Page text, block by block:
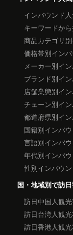
インバウンド
キーワードか
商品カテゴリ
価格帯別イン
メーカー別イ
ブランド別イ
店舗業態別イ
チェーン別イ
都道府県別イ
国籍別インバ
言語別インバ
年代別インバ
性別インバウ
国・地域別で訪
訪日中国人観
訪日台湾人観
訪日香港人観